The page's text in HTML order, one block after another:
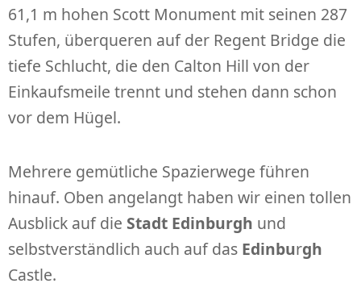
61,1 m hohen Scott Monument mit seinen 287
Stufen, überqueren auf der Regent Bridge die
tiefe Schlucht, die den Calton Hill von der
Einkaufsmeile trennt und stehen dann schon
vor dem Hügel.
Mehrere gemütliche Spazierwege führen
hinauf. Oben angelangt haben wir einen tollen
Ausblick auf die Stadt Edinburgh und
selbstverständlich auch auf das Edinburgh
Castle.